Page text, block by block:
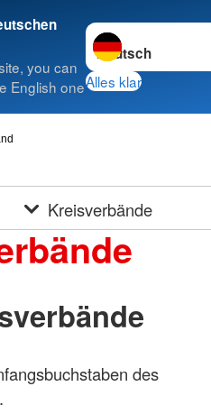
you can
English one
Sprache wechseln
Alles klar
Kreisverbände
des